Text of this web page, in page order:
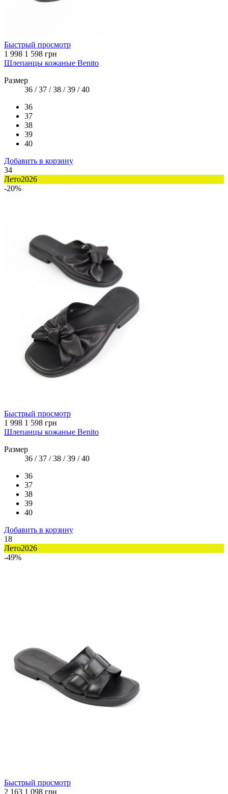
Быстрый просмотр
1 998 1 598 грн
Шлепанцы кожаные Benito
Размер
36 / 37 / 38 / 39 / 40
36
37
38
39
40
Добавить в корзину
34
Лето2026
-20%
Быстрый просмотр
1 998 1 598 грн
Шлепанцы кожаные Benito
Размер
36 / 37 / 38 / 39 / 40
36
37
38
39
40
Добавить в корзину
18
Лето2026
-49%
Быстрый просмотр
2 163 1 098 грн